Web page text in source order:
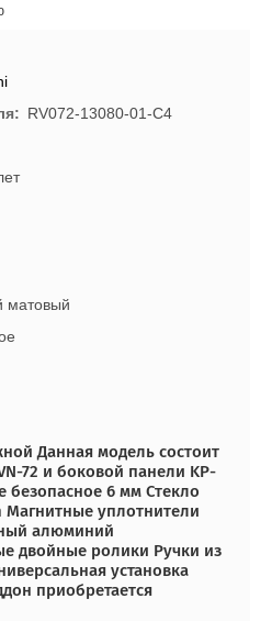
RV072-13080-01-C4
матовый
Данная модель состоит
72 и боковой панели KP-
безопасное 6 мм Стекло
Магнитные уплотнители
алюминий
двойные ролики Ручки из
установка
приобретается